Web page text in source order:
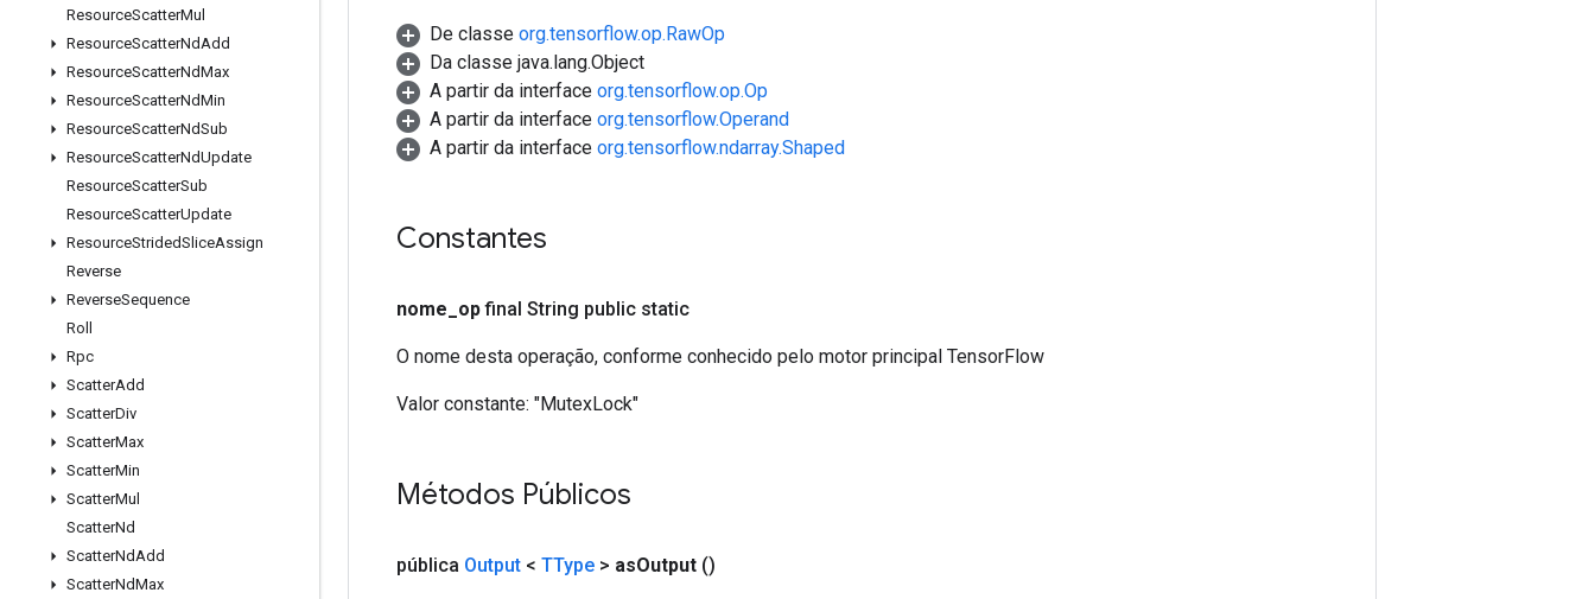
ResourceScatterMul
ResourceScatterNdAdd
ResourceScatterNdMax
ResourceScatterNdMin
ResourceScatterNdSub
ResourceScatterNdUpdate
ResourceScatterSub
ResourceScatterUpdate
ResourceStridedSliceAssign
Reverse
ReverseSequence
Roll
Rpc
ScatterAdd
ScatterDiv
ScatterMax
ScatterMin
ScatterMul
ScatterNd
ScatterNdAdd
ScatterNdMax
De classe org.tensorflow.op.RawOp
Da classe java.lang.Object
A partir da interface org.tensorflow.op.Op
A partir da interface org.tensorflow.Operand
A partir da interface org.tensorflow.ndarray.Shaped
Constantes
nome op final String public static
O nome desta operação, conforme conhecido pelo motor principal TensorFlow
Valor constante: "MutexLock"
Métodos Públicos
pública Output < TType > asOutput ()